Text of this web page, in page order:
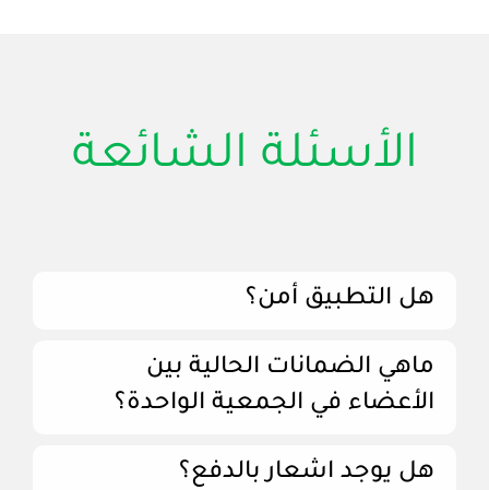
الأسئلة الشائعة
هل التطبيق أمن؟
ماهي الضمانات الحالية بين
الأعضاء في الجمعية الواحدة؟
هل يوجد اشعار بالدفع؟